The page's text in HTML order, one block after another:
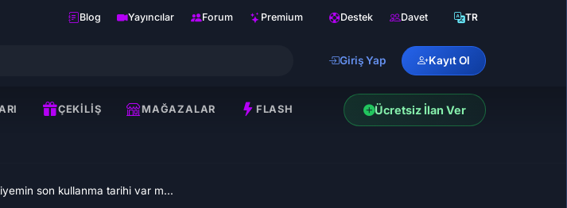
Blog Yayıncılar Forum Premium Destek Davet TR
Giriş Yap Kayıt Ol
ÇEKILIŞ MAĞAZALAR FLASH Ücretsiz İlan Ver
son kullanma tarihi var m...